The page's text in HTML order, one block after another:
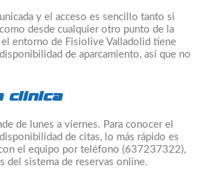
y el acceso es sencillo tanto si
desde cualquier otro punto de la
el entorno de Fisiolive Valladolid tiene
de aparcamiento, así que no
clínica
de lunes a viernes. Para conocer el
de citas, lo más rápido es
el equipo por teléfono (637237322),
del sistema de reservas online.